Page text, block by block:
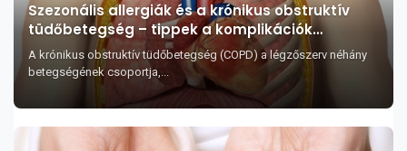
Szezonális allergiák és a krónikus obstruktív
tüdőbetegség – tippek a komplikációk
elkerülése érdekében
A krónikus obstruktív tüdőbetegség (COPD) a légzőszerv néhány
betegségének csoportja,...